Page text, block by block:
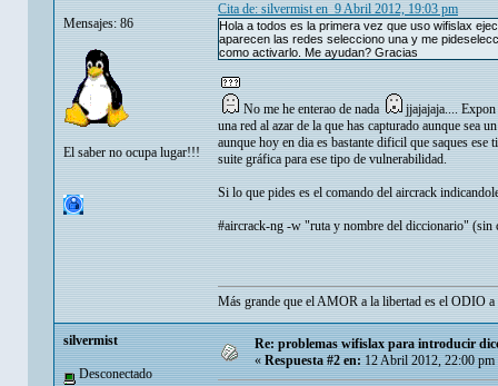
Mensajes: 86
El saber no ocupa lugar!!!
Cita de: silvermist en 9 Abril 2012, 19:03 pm
Hola a todos es la primera vez que uso wifislax
aparecen las redes selecciono una y me
como activarlo. Me ayudan? Gracias
No me he enterao de nada
jjajajaja....
una red al azar de la que has capturado aunque sea
aunque hoy en dia es bastante dificil que saques
suite gráfica para ese tipo de vulnerabilidad.
Si lo que pides es el comando del aircrack
#aircrack-ng -w "ruta y nombre del diccionario"
Más grande que el AMOR a la libertad es el ODIO a
silvermist
Desconectado
Re: problemas wifislax para introducir
«Respuesta #2 en:12 Abril 2012, 22:00 pm